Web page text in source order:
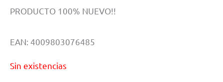
PRODUCTO 100% NUEVO!!
EAN: 4009803076485
Sin existencias